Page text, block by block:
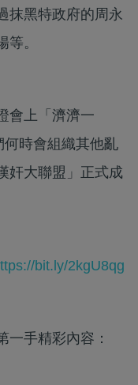
抹黑特政府的周永
。
會上「濟濟一
時會組織其他亂
奸大聯盟」正式成
bit.ly/2kgU8qg
一手精彩內容：